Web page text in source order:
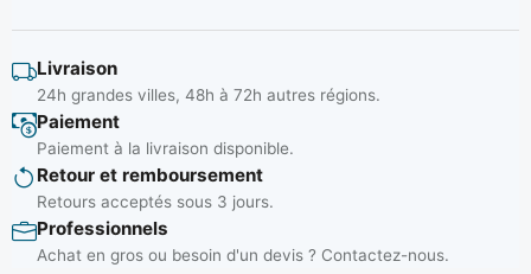
Livraison
24h grandes villes, 48h à 72h autres régions.
Paiement
Paiement à la livraison disponible.
Retour et remboursement
Retours acceptés sous 3 jours.
Professionnels
Achat en gros ou besoin d'un devis ? Contactez-nous.